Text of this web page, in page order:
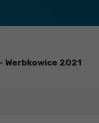
Werbkowice 2021